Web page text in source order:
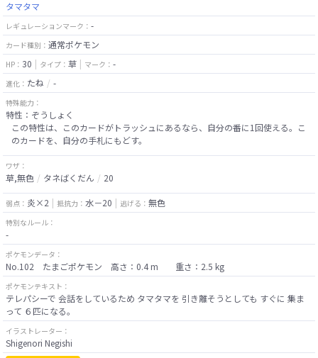
タマタマ
レギュレーションマーク： -
カード種別： 通常ポケモン
HP： 30 タイプ： 草 マーク： -
進化： たね -
特殊能力：
特性：ぞうしょく
この特性は、このカードがトラッシュにあるなら、自分の番に1回使える。こ
のカードを、自分の手札にもどす。
ワザ：
草,無色 タネばくだん 20
弱点： 炎×2 抵抗力： 水－20 逃げる： 無色
特別なルール：
-
ポケモンデータ：
No.102 たまごポケモン 高さ：0.4 m 重さ：2.5 kg
ポケモンテキスト：
テレパシーで 会話をしているため タマタマを 引き離そうとしても すぐに 集ま
って ６匹になる。
イラストレーター：
Shigenori Negishi